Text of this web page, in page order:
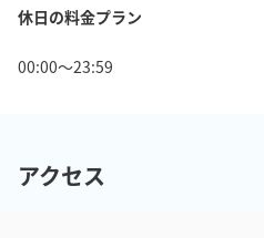
休日の料金プラン
00:00〜23:59
アクセス